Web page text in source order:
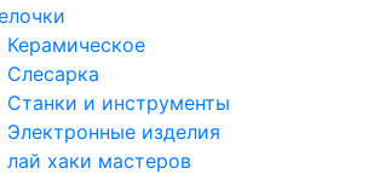
Керамическое
Слесарка
Станки и инструменты
Электронные изделия
лай хаки мастеров